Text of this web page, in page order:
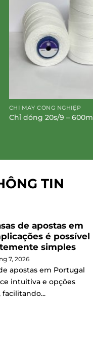
CHỈ MAY CÔNG NGHIỆP
Chỉ dóng 20s/9 – 600m
TIN
de apostas em
é possível
simples
7, 2026
apostas em Portugal
intuitiva e opções
facilitando...